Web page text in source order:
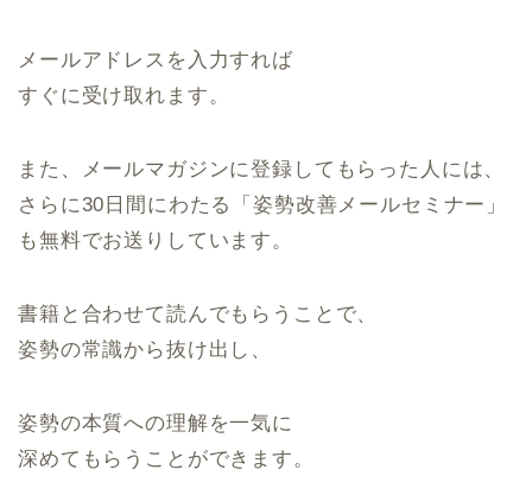
メールアドレスを入力すれば
すぐに受け取れます。
また、メールマガジンに登録してもらった人には、
さらに30日間にわたる「姿勢改善メールセミナー」
も無料でお送りしています。
書籍と合わせて読んでもらうことで、
姿勢の常識から抜け出し、
姿勢の本質への理解を一気に
深めてもらうことができます。